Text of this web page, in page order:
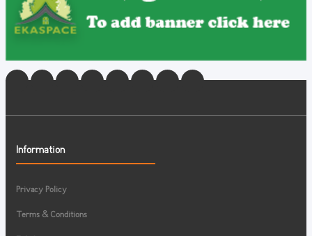
Information
Privacy Policy
Terms & Conditions